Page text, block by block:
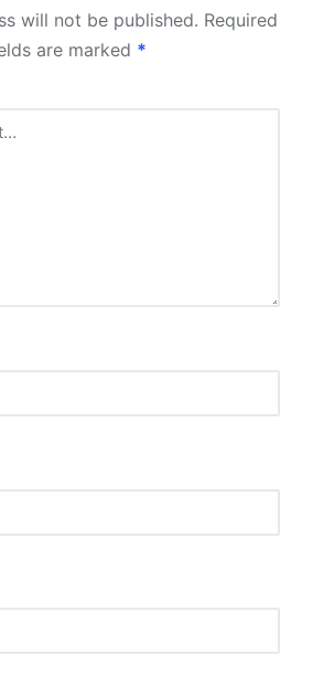
will not be published. Required
are marked *